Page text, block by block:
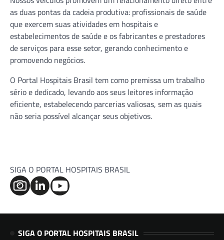
as duas pontas da cadeia produtiva: profissionais de saúde
que exercem suas atividades em hospitais e
estabelecimentos de saúde e os fabricantes e prestadores
de serviços para esse setor, gerando conhecimento e
promovendo negócios.
O Portal Hospitais Brasil tem como premissa um trabalho
sério e dedicado, levando aos seus leitores informação
eficiente, estabelecendo parcerias valiosas, sem as quais
não seria possível alcançar seus objetivos.
SIGA O PORTAL HOSPITAIS BRASIL
SIGA O PORTAL HOSPITAIS BRASIL